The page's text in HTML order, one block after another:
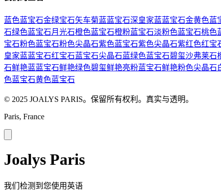
蓝色蓝宝石金绿宝石矢车菊蓝蓝宝石深皇家蓝蓝宝石金黄色蓝
石绿色蓝宝石月光石橙色蓝宝石橙粉蓝宝石淡粉色蓝宝石桃色
宝石粉色蓝宝石粉色尖晶石紫色蓝宝石紫色尖晶石紫红色红宝
皇家蓝蓝宝石红宝石蓝宝石尖晶石蓝绿色蓝宝石碧玺沙弗莱石
石鲜艳蓝蓝宝石鲜艳绿色碧玺鲜艳亮粉蓝宝石鲜艳粉色尖晶石
色蓝宝石黄色蓝宝石
© 2025 JOALYS PARIS。保留所有权利。真实与透明。
Paris, France
Joalys Paris
我们检测到您使用英语